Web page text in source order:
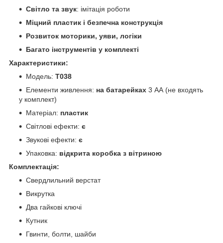
Світло та звук: імітація роботи
Міцний пластик і безпечна конструкція
Розвиток моторики, уяви, логіки
Багато інструментів у комплекті
Характеристики:
Модель: T038
Елементи живлення: на батарейках 3 АА (не входять
у комплект)
Матеріал: пластик
Світлові ефекти: є
Звукові ефекти: є
Упаковка: відкрита коробка з вітриною
Комплектація:
Свердлильний верстат
Викрутка
Два гайкові ключі
Кутник
Гвинти, болти, шайби